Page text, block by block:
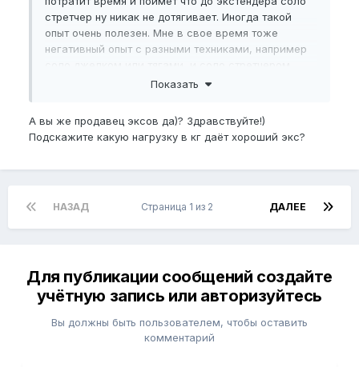
стретчер ну никак не дотягивает. Иногда такой
опыт очень полезен. Мне в свое время тоже
негативный опыт с разными техниками, например
кстати очень помог рационально использовать
Показать
А вы же продавец эксов да)? Здравствуйте!)
Подскажите какую нагрузку в кг даёт хороший экс?
НАЗАД ДАЛЕЕ
Страница 1 из 2
Для публикации сообщений создайте
учётную запись или авторизуйтесь
Вы должны быть пользователем, чтобы оставить
комментарий